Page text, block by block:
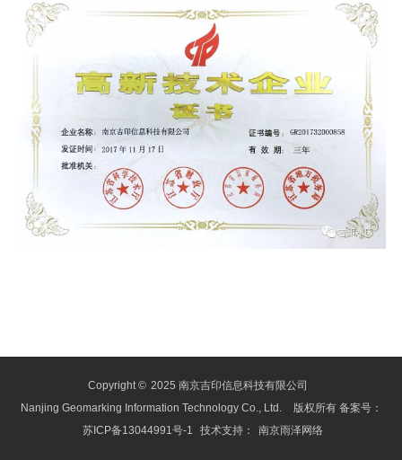
Copyright © 2025 南京吉印信息科技有限公司
Nanjing Geomarking Information Technology Co., Ltd.
版权所有 备案号：
苏ICP备13044991号-1
技术支持： 南京雨泽网络